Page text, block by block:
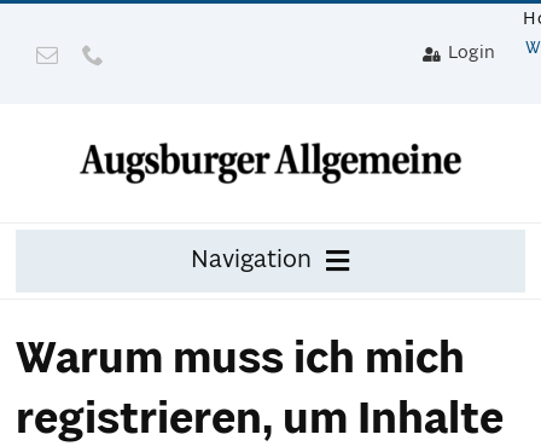
Inhalt
Login
Navigation
Warum muss ich mich
registrieren, um Inhalte